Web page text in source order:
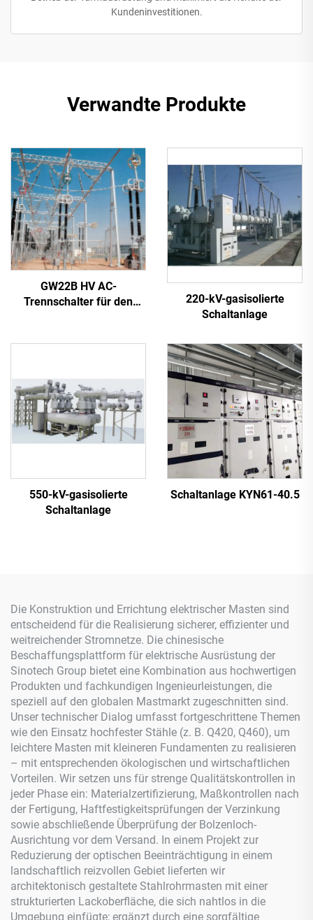
Kundeninvestitionen.
Verwandte Produkte
GW22B HV AC-
Trennschalter für den
220-kV-gasisolierte
Schaltanlage
550-kV-gasisolierte
Schaltanlage
Schaltanlage KYN61-40.5
Die Konstruktion und Errichtung elektrischer Masten sind
entscheidend für die Realisierung sicherer, effizienter und
weitreichender Stromnetze. Die chinesische
Beschaffungsplattform für elektrische Ausrüstung der
Sinotech Group bietet eine Kombination aus hochwertigen
Produkten und fachkundigen Ingenieurleistungen, die
speziell auf den globalen Mastmarkt zugeschnitten sind.
Unser technischer Dialog umfasst fortgeschrittene Themen
wie den Einsatz hochfester Stähle (z. B. Q420, Q460), um
leichtere Masten mit kleineren Fundamenten zu realisieren
– mit entsprechenden ökologischen und wirtschaftlichen
Vorteilen. Wir setzen uns für strenge Qualitätskontrollen in
jeder Phase ein: Materialzertifizierung, Maßkontrollen nach
der Fertigung, Haftfestigkeitsprüfungen der Verzinkung
sowie abschließende Überprüfung der Bolzenloch-
Ausrichtung vor dem Versand. In einem Projekt zur
Reduzierung der optischen Beeinträchtigung in einem
landschaftlich reizvollen Gebiet lieferten wir
architektonisch gestaltete Stahlrohrmasten mit einer
strukturierten Lackoberfläche, die sich nahtlos in die
Umgebung einfügte; ergänzt durch eine sorgfältige